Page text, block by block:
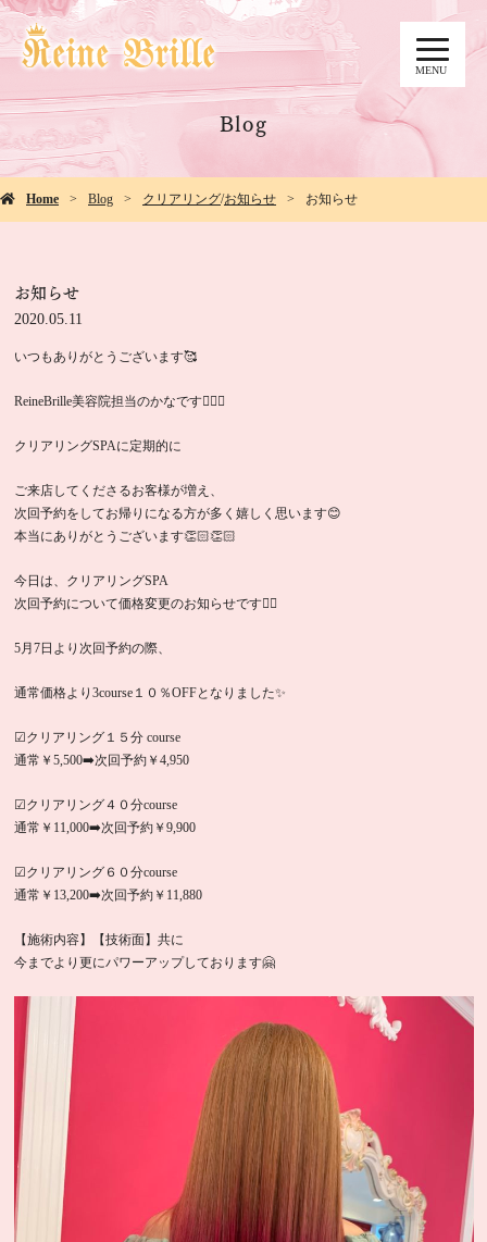
MENU
Blog
Home Blog クリアリング/お知らせ お知らせ
お知らせ
2020.05.11
いつもありがとうございます🥰
ReineBrille美容院担当のかなです💇🏻‍♀️
クリアリングSPAに定期的に
ご来店してくださるお客様が増え、
次回予約をしてお帰りになる方が多く嬉しく思います😊
本当にありがとうございます👏🏻👏🏻
今日は、クリアリングSPA
次回予約について価格変更のお知らせです🙇‍♀️
5月7日より次回予約の際、
通常価格より3course１０％OFFとなりました✨
☑︎クリアリング１５分 course
通常￥5,500➡️次回予約￥4,950
︎︎︎︎☑︎クリアリング４０分course
通常￥11,000➡️次回予約￥9,900
︎︎︎︎☑︎クリアリング６０分course
通常￥13,200➡️次回予約￥11,880
【施術内容】【技術面】共に
今までより更にパワーアップしております🤗